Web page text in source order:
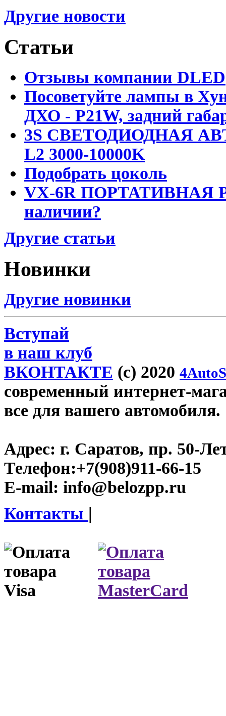
Другие новости
Статьи
Отзывы компании DLED
Посоветуйте лампы в
ДХО - P21W, задний
3S СВЕТОДИОДНАЯ
L2 3000-10000K
Подобрать цоколь
VX-6R ПОРТАТИВНАЯ
наличии?
Другие статьи
Новинки
Другие новинки
Вступай
в наш клуб
ВКОНТАКТЕ (c) 2020
современный интернет-
все для вашего автомобиля.
Адрес: г. Саратов, пр. 50-
Телефон:+7(908)911-66-15
E-mail: info@belozpp.ru
Контакты |